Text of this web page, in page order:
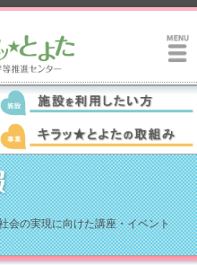
会の実現に向けた講座・イベント